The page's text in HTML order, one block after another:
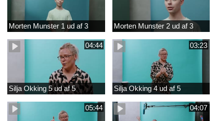
Morten Munster 1 ud af 3 Morten Munster 2 ud af 3
04:44
Silja Okking 5 ud af 5
03:23
Silja Okking 4 ud af 5
05:44 04:07